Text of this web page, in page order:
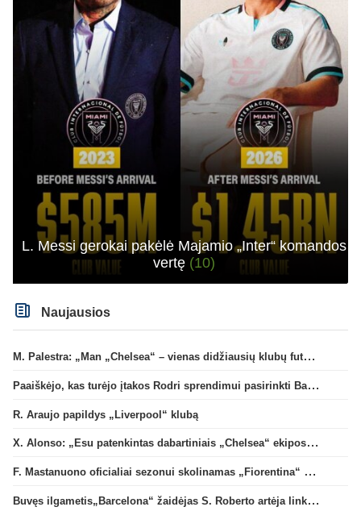
L. Messi gerokai pakėlė Majamio „Inter“ komandos
vertę (10)
Naujausios
M. Palestra: „Man „Chelsea“ – vienas didžiausių klubų futbole“
Paaiškėjo, kas turėjo įtakos Rodri sprendimui pasirinkti Barselonos pusę
R. Araujo papildys „Liverpool“ klubą
X. Alonso: „Esu patenkintas dabartiniais „Chelsea“ ekipos vartininkais“
F. Mastanuono oficialiai sezonui skolinamas „Fiorentina“ ekipai
Buvęs ilgametis„Barcelona“ žaidėjas S. Roberto artėja link persikėlimo į MLS